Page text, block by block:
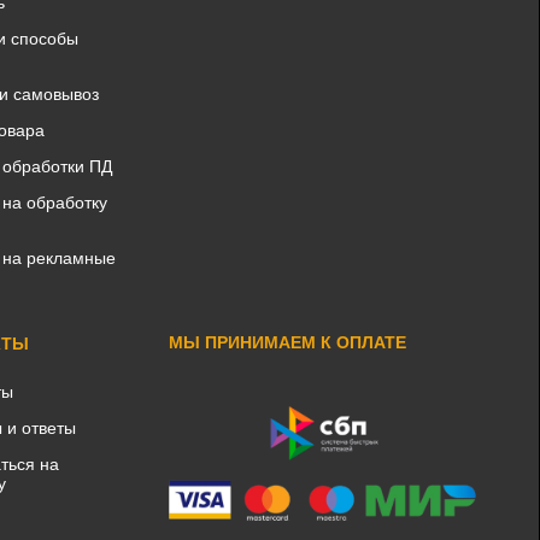
способы
самовывоз
ПД
обработку
рекламные
ответы
на
МЫ ПРИНИМАЕМ К ОПЛАТЕ